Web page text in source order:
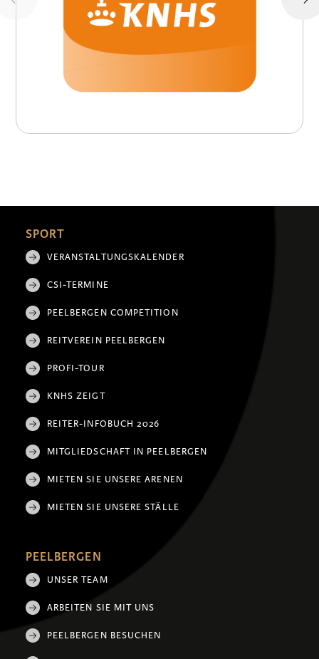
SPORT
VERANSTALTUNGSKALENDER
CSI-TERMINE
PEELBERGEN COMPETITION
REITVEREIN PEELBERGEN
PROFI-TOUR
KNHS ZEIGT
REITER-INFOBUCH 2026
MITGLIEDSCHAFT IN PEELBERGEN
MIETEN SIE UNSERE ARENEN
MIETEN SIE UNSERE STÄLLE
PEELBERGEN
UNSER TEAM
ARBEITEN SIE MIT UNS
PEELBERGEN BESUCHEN